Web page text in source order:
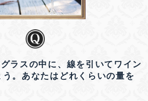
ラスの中に、線を引いてワイン
。あなたはどれくらいの量を